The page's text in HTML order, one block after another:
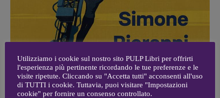
Utilizziamo i cookie sul nostro sito PULP Libri per offrirti
l'esperienza più pertinente ricordando le tue preferenze e le
visite ripetute. Cliccando su "Accetta tutti" acconsenti all'uso
di TUTTI i cookie. Tuttavia, puoi visitare "Impostazioni
cookie" per fornire un consenso controllato.